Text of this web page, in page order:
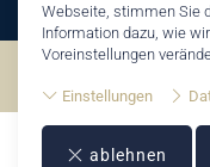
Webseite, stimmen Sie
Information dazu, wie
Voreinstellungen
Einstellungen
ablehnen